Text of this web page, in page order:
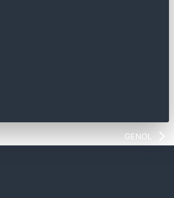
GENOL